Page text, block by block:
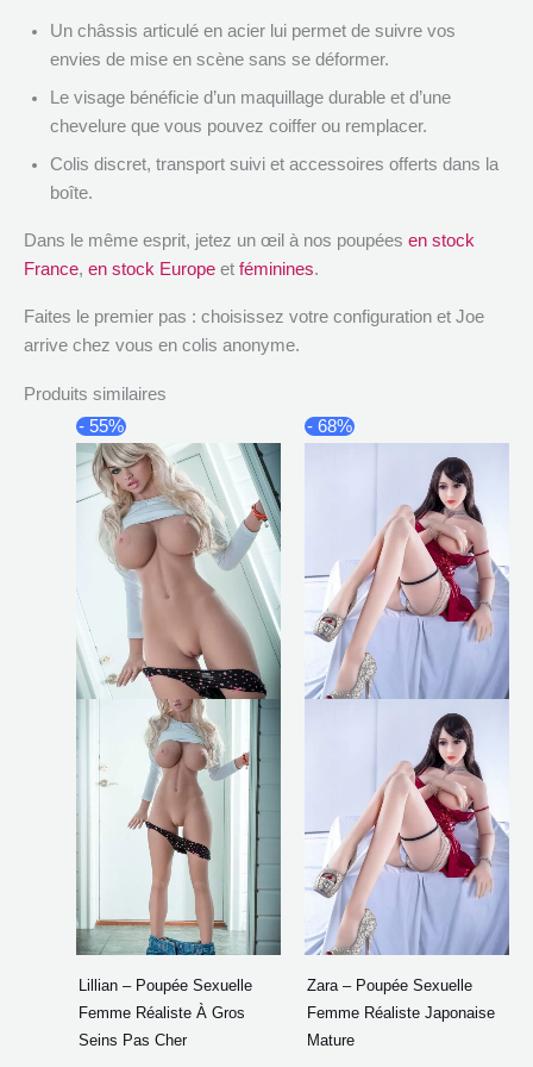
Un châssis articulé en acier lui permet de suivre vos
envies de mise en scène sans se déformer.
Le visage bénéficie d’un maquillage durable et d’une
chevelure que vous pouvez coiffer ou remplacer.
Colis discret, transport suivi et accessoires offerts dans la
boîte.
Dans le même esprit, jetez un œil à nos poupées en stock
France, en stock Europe et féminines.
Faites le premier pas : choisissez votre configuration et Joe
arrive chez vous en colis anonyme.
Produits similaires
- 55%
Lillian – Poupée Sexuelle
Femme Réaliste À Gros
Seins Pas Cher
Plage
de
prix :
$885.88
à
$1,244.60
produit
a
plusieurs
variations.
Les
options
peuvent
être
choisies
la
page
du
produit
- 68%
Zara – Poupée Sexuelle
Femme Réaliste Japonaise
Mature
de
Les
être
page
du